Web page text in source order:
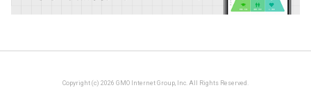
Copyright (c) 2026 GMO Internet Group, Inc. All Rights Reserved.